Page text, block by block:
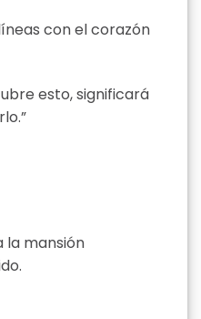
con el corazón
esto, significará
la mansión